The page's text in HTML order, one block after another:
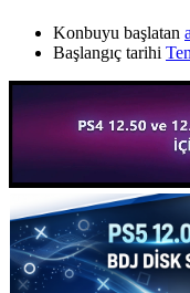
Konbuyu başlatan
Başlangıç tarihi